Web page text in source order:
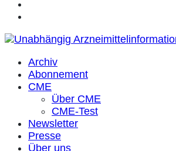
Archiv
Abonnement
CME
Über CME
CME-Test
Newsletter
Presse
Über uns